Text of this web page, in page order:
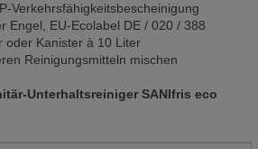
Verkehrsfähigkeitsbescheinigung
Engel, EU-Ecolabel DE / 020 / 388
oder Kanister à 10 Liter
Reinigungsmitteln mischen
Unterhaltsreiniger SANIfris eco